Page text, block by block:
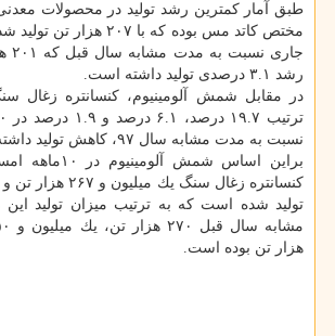
طبق آمار كمترین رشد تولید در محصولات
رشد ۳.۱ درصدی تولید داشته است.
در مقابل شمش آلومینیوم، كنسانتره زغال
نسبت به مدت مشابه سال ۹۷، كاهش تولید داشته اند.
تولید شده است كه به ترتیب میزان تولید
هزار تن بوده است.